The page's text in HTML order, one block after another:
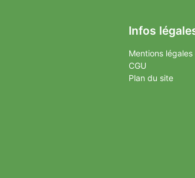
Infos
Mentions
CGU
Plan du site